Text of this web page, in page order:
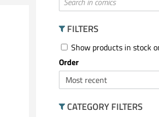
FILTERS
Show products in stock
Order
CATEGORY FILTERS